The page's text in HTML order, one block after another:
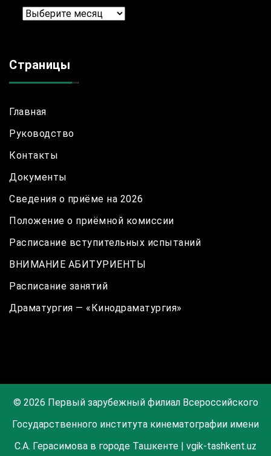
Архив
Страницы
Главная
Руководство
Контакты
Документы
Сведения о приёме на 2026
Положение о приёмной комиссии
Расписание вступительных испытаний
ВНИМАНИЕ АБИТУРИЕНТЫ
Расписание занятий
Драматургия — «Кинодраматургия»
© 2026 Первый зарубежный филиал Всероссийского
Государственного института кинематографии имени
С.А. Герасимова в городе Ташкенте | vgik-tashkent.uz